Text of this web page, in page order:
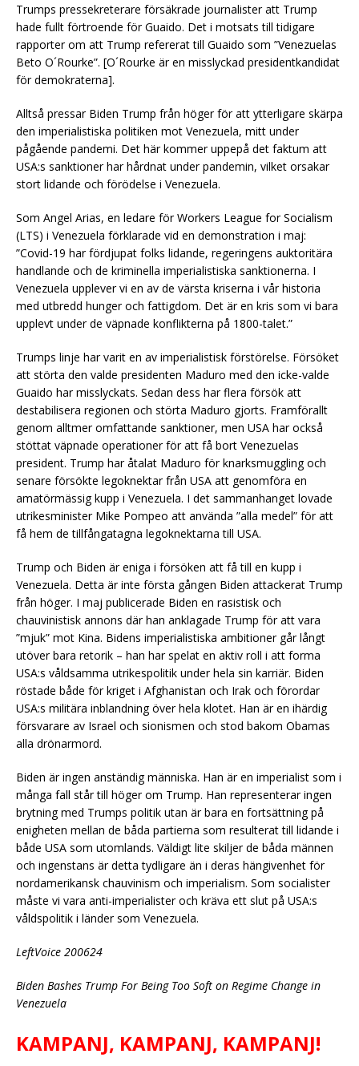
Trumps pressekreterare försäkrade journalister att Trump
hade fullt förtroende för Guaido. Det i motsats till tidigare
rapporter om att Trump refererat till Guaido som ”Venezuelas
Beto O´Rourke”. [O´Rourke är en misslyckad presidentkandidat
för demokraterna].
Alltså pressar Biden Trump från höger för att ytterligare skärpa
den imperialistiska politiken mot Venezuela, mitt under
pågående pandemi. Det här kommer uppepå det faktum att
USA:s sanktioner har hårdnat under pandemin, vilket orsakar
stort lidande och förödelse i Venezuela.
Som Angel Arias, en ledare för Workers League for Socialism
(LTS) i Venezuela förklarade vid en demonstration i maj:
”Covid-19 har fördjupat folks lidande, regeringens auktoritära
handlande och de kriminella imperialistiska sanktionerna. I
Venezuela upplever vi en av de värsta kriserna i vår historia
med utbredd hunger och fattigdom. Det är en kris som vi bara
upplevt under de väpnade konflikterna på 1800-talet.”
Trumps linje har varit en av imperialistisk förstörelse. Försöket
att störta den valde presidenten Maduro med den icke-valde
Guaido har misslyckats. Sedan dess har flera försök att
destabilisera regionen och störta Maduro gjorts. Framförallt
genom alltmer omfattande sanktioner, men USA har också
stöttat väpnade operationer för att få bort Venezuelas
president. Trump har åtalat Maduro för knarksmuggling och
senare försökte legoknektar från USA att genomföra en
amatörmässig kupp i Venezuela. I det sammanhanget lovade
utrikesminister Mike Pompeo att använda ”alla medel” för att
få hem de tillfångatagna legoknektarna till USA.
Trump och Biden är eniga i försöken att få till en kupp i
Venezuela. Detta är inte första gången Biden attackerat Trump
från höger. I maj publicerade Biden en rasistisk och
chauvinistisk annons där han anklagade Trump för att vara
”mjuk” mot Kina. Bidens imperialistiska ambitioner går långt
utöver bara retorik – han har spelat en aktiv roll i att forma
USA:s våldsamma utrikespolitik under hela sin karriär. Biden
röstade både för kriget i Afghanistan och Irak och förordar
USA:s militära inblandning över hela klotet. Han är en ihärdig
försvarare av Israel och sionismen och stod bakom Obamas
alla drönarmord.
Biden är ingen anständig människa. Han är en imperialist som i
många fall står till höger om Trump. Han representerar ingen
brytning med Trumps politik utan är bara en fortsättning på
enigheten mellan de båda partierna som resulterat till lidande i
både USA som utomlands. Väldigt lite skiljer de båda männen
och ingenstans är detta tydligare än i deras hängivenhet för
nordamerikansk chauvinism och imperialism. Som socialister
måste vi vara anti-imperialister och kräva ett slut på USA:s
våldspolitik i länder som Venezuela.
LeftVoice 200624
Biden Bashes Trump For Being Too Soft on Regime Change in
Venezuela
KAMPANJ, KAMPANJ, KAMPANJ!